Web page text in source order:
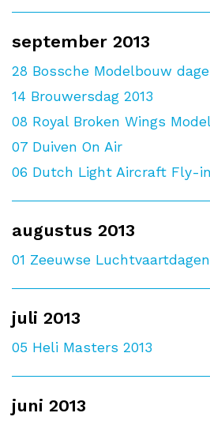
september 2013
28 Bossche Modelbouw
14 Brouwersdag 2013
08 Royal Broken Wings
07 Duiven On Air
06 Dutch Light Aircraft Fly-in
augustus 2013
01 Zeeuwse Luchtvaartdagen
juli 2013
05 Heli Masters 2013
juni 2013